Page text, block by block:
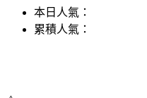
本日人氣：
累積人氣：